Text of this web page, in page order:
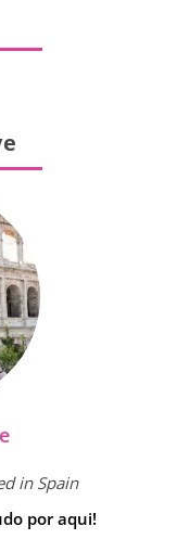
in Spain
por aqui!